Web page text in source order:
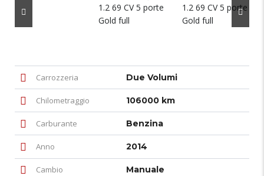
Carrozzeria Due Volumi
Chilometraggio 106000 km
Carburante Benzina
Anno 2014
Cambio Manuale